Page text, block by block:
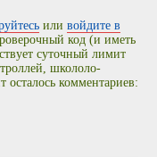
иливойдите в
код (и иметь
суточный лимит
школоло-
комментариев: